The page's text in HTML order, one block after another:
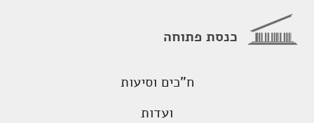
כנסת פתוחה
ח"כים וסיעות
ועדות